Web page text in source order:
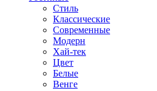
Стиль
Классические
Современные
Модерн
Хай-тек
Цвет
Белые
Венге